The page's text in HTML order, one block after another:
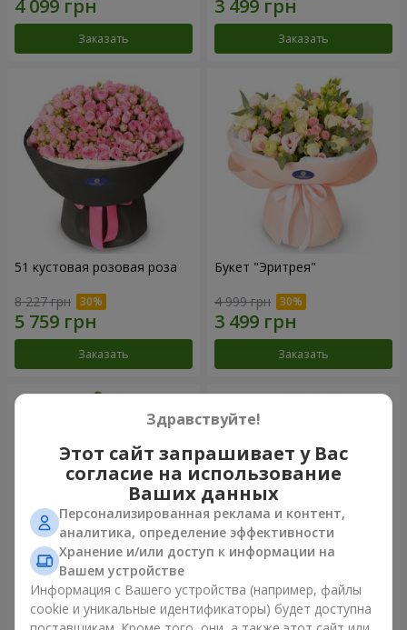
Заказать Заказать
51 кустовая розовая роза
8 227 грн
Заказать
Букет "Эритрея"
4 999 грн
Заказать
Букет "Nude Perfume"
3 293 грн
Букет "Розовая нежность"
4 656 грн
Здравствуйте!
Этот сайт запрашивает у Вас
согласие на использование
Ваших данных
Персонализированная реклама и контент,
аналитика, определение эффективности
Хранение и/или доступ к информации на
Вашем устройстве
Информация с Вашего устройства (например, файлы
cookie и уникальные идентификаторы) будет доступна